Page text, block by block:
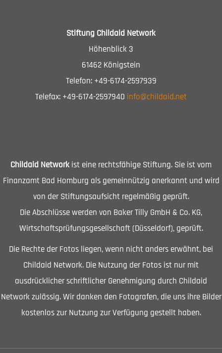
Stiftung Childaid Network
Höhenblick 3
61462 Königstein
Telefon: +49-6174-2597939
Telefax: +49-6174-2597940 info@childaid.net
Childaid Network ist eine rechtsfähige Stiftung. Sie ist vom
Finanzamt Bad Homburg als gemeinnützig anerkannt und wird
von der Stiftungsaufsicht regelmäßig geprüft.
Die Abschlüsse werden von Baker Tilly GmbH & Co. KG,
Wirtschaftsprüfungsgesellschaft (Düsseldorf), geprüft.
Die Rechte der Fotos liegen, wenn nicht anders erwähnt, bei
Childaid Network. Die Nutzung der Fotos ist nur mit
ausdrücklicher schriftlicher Genehmigung durch Childaid
Network zulässig. Wir danken den Fotografen, die uns ihre Bilder
kostenlos zur Nutzung zur Verfügung gestellt haben.